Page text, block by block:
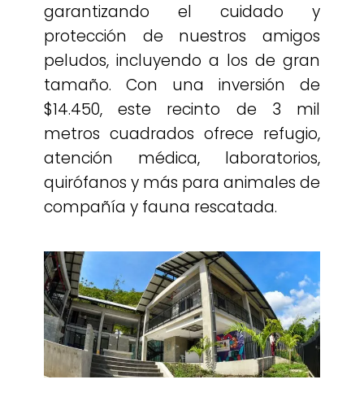
garantizando el cuidado y
protección de nuestros amigos
peludos, incluyendo a los de gran
tamaño. Con una inversión de
$14.450, este recinto de 3 mil
metros cuadrados ofrece refugio,
atención médica, laboratorios,
quirófanos y más para animales de
compañía y fauna rescatada.